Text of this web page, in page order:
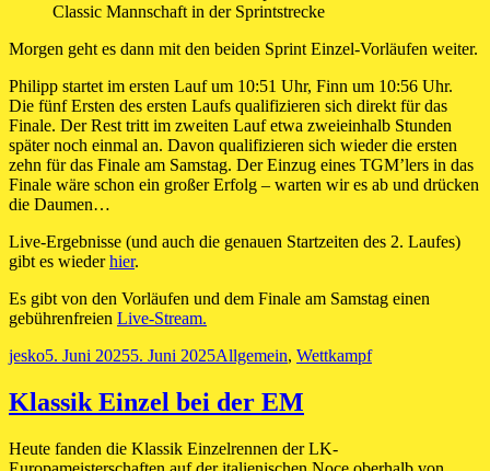
Classic Mannschaft in der Sprintstrecke
Morgen geht es dann mit den beiden Sprint Einzel-Vorläufen weiter.
Philipp startet im ersten Lauf um 10:51 Uhr, Finn um 10:56 Uhr.
Die fünf Ersten des ersten Laufs qualifizieren sich direkt für das
Finale. Der Rest tritt im zweiten Lauf etwa zweieinhalb Stunden
später noch einmal an. Davon qualifizieren sich wieder die ersten
zehn für das Finale am Samstag. Der Einzug eines TGM’lers in das
Finale wäre schon ein großer Erfolg – warten wir es ab und drücken
die Daumen…
Live-Ergebnisse (und auch die genauen Startzeiten des 2. Laufes)
gibt es wiederhier.
Es gibt von den Vorläufen und dem Finale am Samstag einen
gebührenfreien Live-Stream.
Autor
jeskoVeröffentlicht
5. Juni 20255. Juni 2025Kategorien
Allgemein, Wettkampf
Klassik Einzel bei der EM
Heute fanden die Klassik Einzelrennen der LK-